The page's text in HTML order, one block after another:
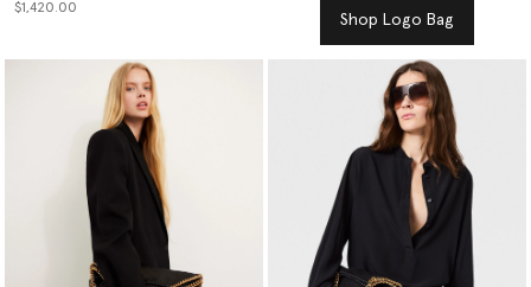
$1,420.00
Shop Logo Bag